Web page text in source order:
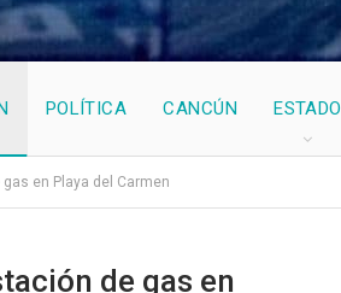
POLÍTICA CANCÚN ESTADO
en Playa del Carmen
de gas en